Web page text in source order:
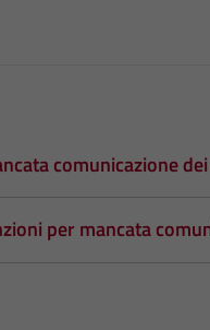
comunicazione
per mancata